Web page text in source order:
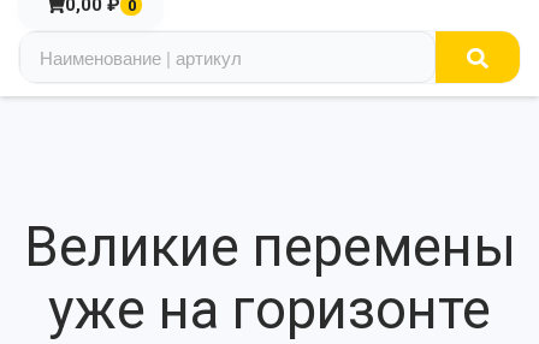
0,00 ₽ 0
Великие перемены
уже на горизонте